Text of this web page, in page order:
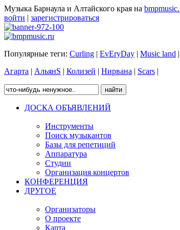
Музыка Барнаула и Алтайского края на
войти | зарегистрироваться
Популярные теги: Curling | EvEryDay | Music land |
Агарта | АльянS | Колизей | Нирвана | Scars |
ДОСКА ОБЪЯВЛЕНИЙ
Инструменты
Поиск музыкантов
Базы для репетиций
Аппаратура
Студии
Организация концертов
КОНФЕРЕНЦИЯ
ДРУГОЕ
Организаторы
О проекте
Карта